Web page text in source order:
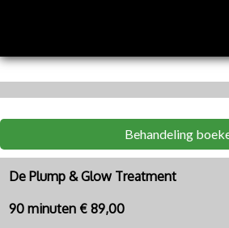
Behandeling
De Plump & Glow Treatment
90 minuten € 89,00